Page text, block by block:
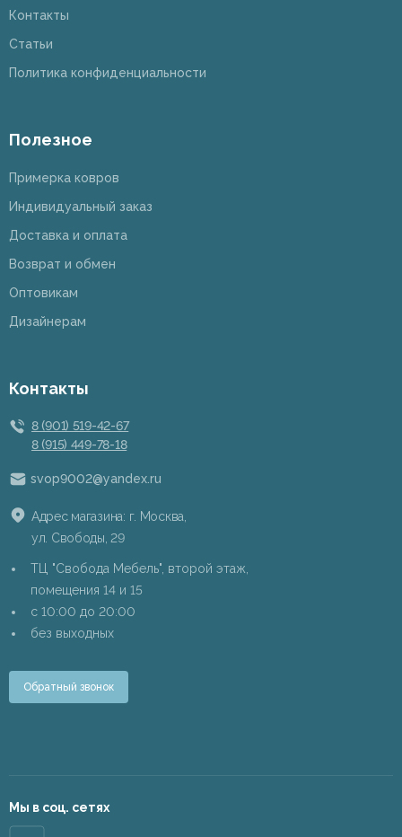
Контакты
Статьи
Политика конфиденциальности
Полезное
Примерка ковров
Индивидуальный заказ
Доставка и оплата
Возврат и обмен
Оптовикам
Дизайнерам
Контакты
8 (901) 519-42-67
8 (915) 449-78-18
svop9002@yandex.ru
Адрес магазина: г. Москва,
ул. Свободы, 29
ТЦ "Свобода Мебель", второй этаж,
помещения 14 и 15
c 10:00 до 20:00
без выходных
Обратный звонок
Мы в соц. сетях